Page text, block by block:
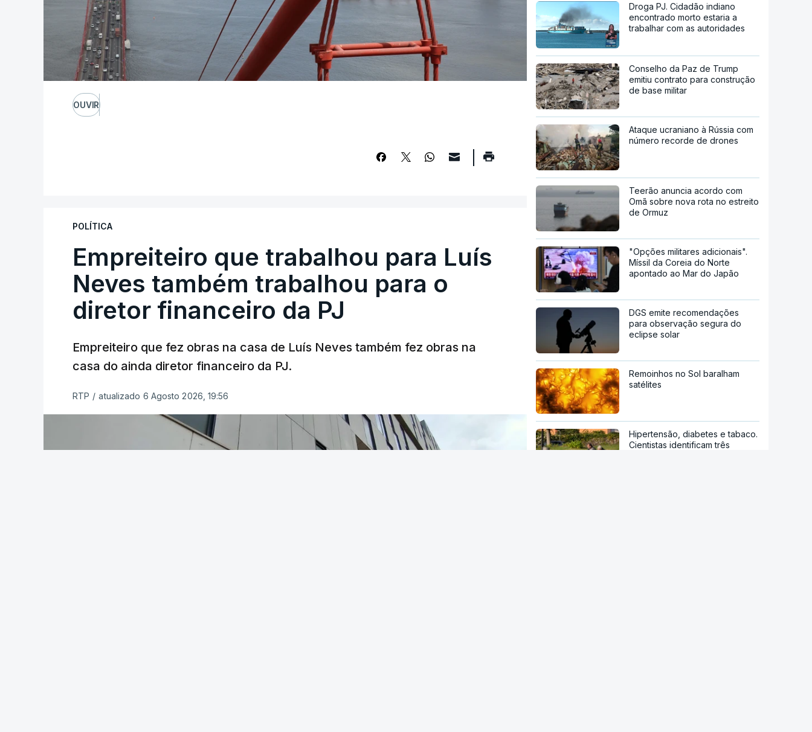
OUVIR
POLÍTICA
Empreiteiro que trabalhou para Luís
Neves também trabalhou para o
diretor financeiro da PJ
Empreiteiro que fez obras na casa de Luís Neves também fez obras na
casa do ainda diretor financeiro da PJ.
RTP / atualizado 6 Agosto 2026, 19:56
Droga PJ. Cidadão indiano
encontrado morto estaria a
trabalhar com as autoridades
Conselho da Paz de Trump
emitiu contrato para construção
de base militar
Ataque ucraniano à Rússia com
número recorde de drones
Teerão anuncia acordo com
Omã sobre nova rota no estreito
de Ormuz
"Opções militares adicionais".
Míssil da Coreia do Norte
apontado ao Mar do Japão
DGS emite recomendações
para observação segura do
eclipse solar
Remoinhos no Sol baralham
satélites
Hipertensão, diabetes e tabaco.
Cientistas identificam três